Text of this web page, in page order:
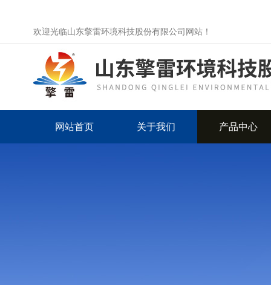
欢迎光临山东擎雷环境科技股份有限公司网站！
网站首页 关于我们 产品中心